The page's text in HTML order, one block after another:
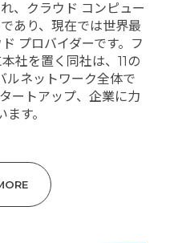
、クラウド コンピュー
あり、現在では世界最
プロバイダーです。フ
社を置く同社は、11の
ルネットワーク全体で
ートアップ、企業に力
す。